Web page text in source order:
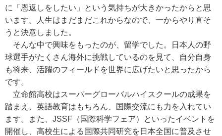
に「恩返しをしたい」という気持ちが大きかったからと思
います。人生はまだまだこれからなので、一からやり直そ
うと決意しました。
そんな中で興味をもったのが、留学でした。日本人の野
球選手がたくさん海外に挑戦しているのを見て、自分自身
も将来、活躍のフィールドを世界に広げたいと思ったから
です。
立命館高校はスーパーグローバルハイスクールの成果を
踏まえ、英語教育はもちろん、国際交流にも力を入れてい
ます。また、JSSF（国際科学フェア）といったイベントを
開催し、高校生による国際共同研究を日本全国に普及させ